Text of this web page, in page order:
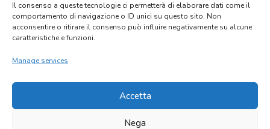
Il consenso a queste tecnologie ci permetterà di elaborare dati come il
comportamento di navigazione o ID unici su questo sito. Non
acconsentire o ritirare il consenso può influire negativamente su alcune
caratteristiche e funzioni.
Manage services
Accetta
Nega